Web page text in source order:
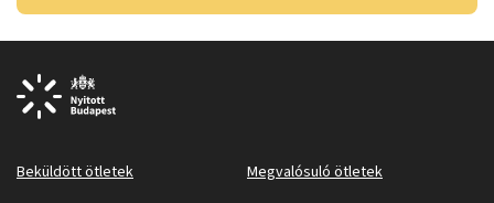
Beküldött ötletek Megvalósuló ötletek